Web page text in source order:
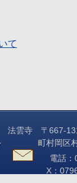
て
法雲寺 〒667-
町村岡区
電話：
X：